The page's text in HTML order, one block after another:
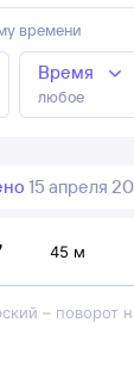
времени
Время
любое
15 апреля
45 м
– поворот